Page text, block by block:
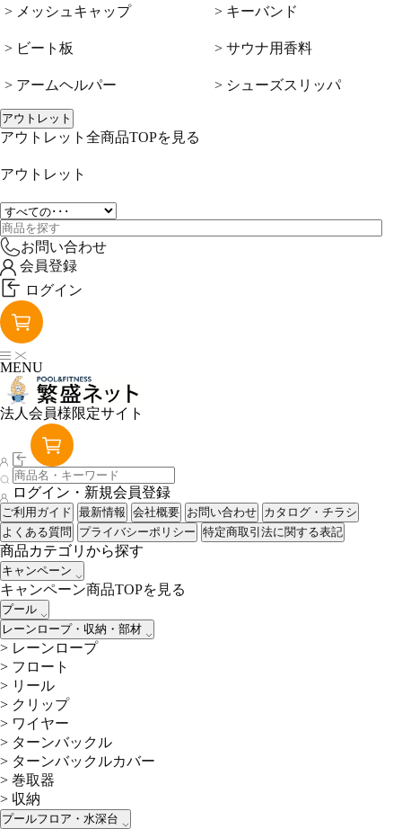
> メッシュキャップ
> ビート板
> アームヘルパー
> キーバンド
> サウナ用香料
> シューズスリッパ
アウトレット
アウトレット全商品TOPを見る
アウトレット
お問い合わせ
会員登録
ログイン
MENU
法人会員様限定サイト
ログイン・新規会員登録
ご利用ガイド 最新情報 会社概要 お問い合わせ カタログ・チラシ
よくある質問
プライバシーポリシー 特定商取引法に関する表記
商品カテゴリから探す
キャンペーン
キャンペーン商品TOPを見る
プール
レーンロープ・収納・部材
> レーンロープ
> フロート
> リール
> クリップ
> ワイヤー
> ターンバックル
> ターンバックルカバー
> 巻取器
> 収納
プールフロア・水深台